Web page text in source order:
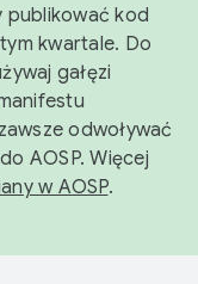
publikować kod
kwartale. Do
gałęzi
odwoływać
AOSP. Więcej
w AOSP.